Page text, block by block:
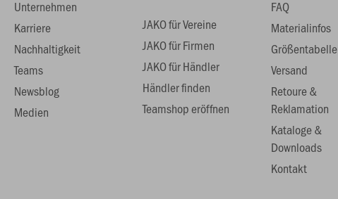
Unternehmen
Karriere
Nachhaltigkeit
Teams
Newsblog
Medien
JAKO für Vereine
JAKO für Firmen
JAKO für Händler
Händler finden
Teamshop eröffnen
FAQ
Materialinfos
Größentabelle
Versand
Retoure &
Reklamation
Kataloge &
Downloads
Kontakt